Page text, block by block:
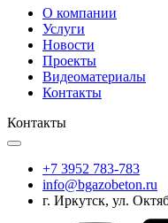
О компании
Услуги
Новости
Проекты
Видеоматериалы
Контакты
Контакты
+7 3952 783-783
info@bgazobeton.ru
г. Иркутск, ул.